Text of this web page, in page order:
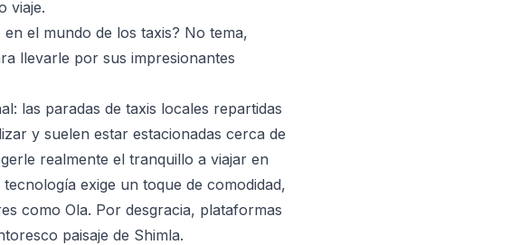
viaje.
el mundo de los taxis? No tema,
llevarle por sus impresionantes
las paradas de taxis locales repartidas
y suelen estar estacionadas cerca de
realmente el tranquillo a viajar en
exige un toque de comodidad,
como Ola. Por desgracia, plataformas
paisaje de Shimla.